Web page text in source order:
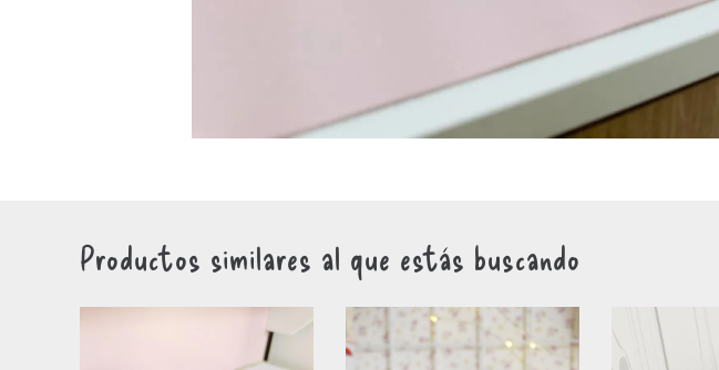
Productos similares al que estás buscando